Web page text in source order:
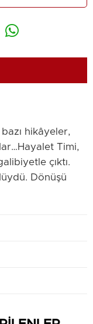
hikâyeler,
Timi,
çıktı.
Dönüşü
“Bir Kibritle
bir ömre
kayıplar,
saçlı bir